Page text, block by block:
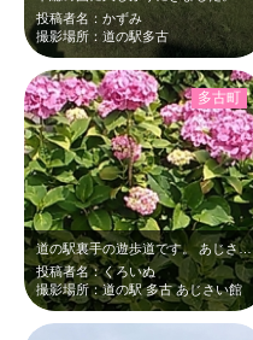
投稿者名：かずみ
撮影場所：道の駅多古
道の駅裏手の遊歩道です。 あじさいが植えてありとてもキレイでした。 川もあ…
投稿者名：くろいぬ
撮影場所：道の駅 多古 あじさい館
多古町